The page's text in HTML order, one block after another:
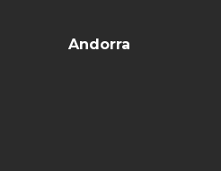
Andorra